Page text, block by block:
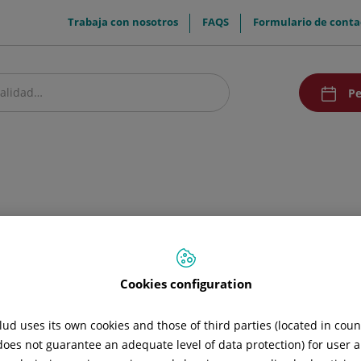
menuTop
Trabaja con nosotros FAQS Formulario de
generación. Cookies configuration
uses its own cookies and those of third parties (located in
not guarantee an adequate level of data protection) for user